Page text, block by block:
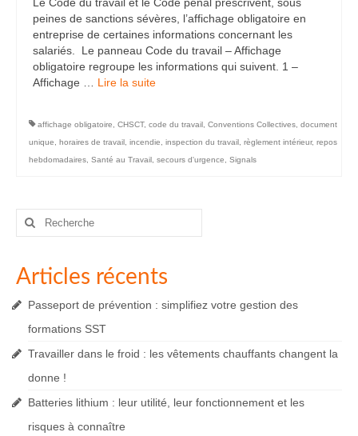
peines de sanctions sévères, l’affichage obligatoire en
entreprise de certaines informations concernant les
salariés. Le panneau Code du travail – Affichage
obligatoire regroupe les informations qui suivent. 1 –
Affichage … Lire la suite­­
affichage obligatoire CHSCT, code du travail Conventions Collectives document
unique
horaires de travail incendie inspection du travail règlement intérieur, repos
hebdomadaires Santé au Travail secours d'urgence Signals
Rechercher
Articles récents
Passeport de prévention : simplifiez votre gestion des
formations SST
Travailler dans le froid : les vêtements chauffants changent la
donne !
Batteries lithium : leur utilité, leur fonctionnement et les
risques à connaître